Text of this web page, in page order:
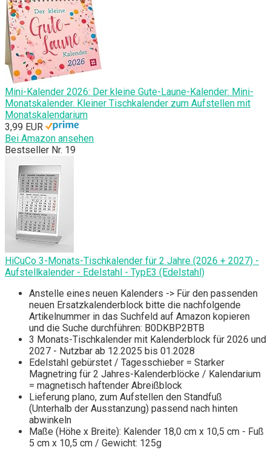
Mini-Kalender 2026: Der kleine Gute-Laune-Kalender: Mini-
Monatskalender. Kleiner Tischkalender zum Aufstellen mit
Monatskalendarium
3,99 EUR
Bei Amazon ansehen
Bestseller Nr. 19
HiCuCo 3-Monats-Tischkalender für 2 Jahre (2026 + 2027) -
Aufstellkalender - Edelstahl - TypE3 (Edelstahl)
Anstelle eines neuen Kalenders -> Für den passenden
neuen Ersatzkalenderblock bitte die nachfolgende
Artikelnummer in das Suchfeld auf Amazon kopieren
und die Suche durchführen: B0DKBP2BTB
3 Monats-Tischkalender mit Kalenderblock für 2026 und
2027 - Nutzbar ab 12.2025 bis 01.2028
Edelstahl gebürstet / Tagesschieber = Starker
Magnetring für 2 Jahres-Kalenderblöcke / Kalendarium
= magnetisch haftender Abreißblock
Lieferung plano, zum Aufstellen den Standfuß
(Unterhalb der Ausstanzung) passend nach hinten
abwinkeln
Maße (Höhe x Breite): Kalender 18,0 cm x 10,5 cm - Fuß
5 cm x 10,5 cm / Gewicht: 125g